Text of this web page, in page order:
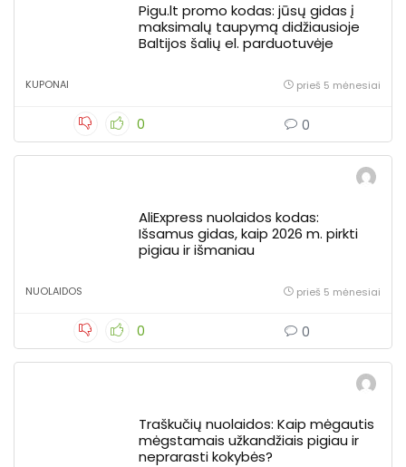
Pigu.lt promo kodas: jūsų gidas į
maksimalų taupymą didžiausioje
Baltijos šalių el. parduotuvėje
KUPONAI prieš 5 mėnesiai
0 0
AliExpress nuolaidos kodas:
Išsamus gidas, kaip 2026 m. pirkti
pigiau ir išmaniau
NUOLAIDOS prieš 5 mėnesiai
0 0
Traškučių nuolaidos: Kaip mėgautis
mėgstamais užkandžiais pigiau ir
neprarasti kokybės?